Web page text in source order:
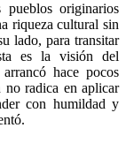
originarios
riqueza cultural sin
lado, para transitar
es la visión del
hace pocos
radica en aplicar
con humildad y